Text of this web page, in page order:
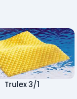
Trulex 3/1